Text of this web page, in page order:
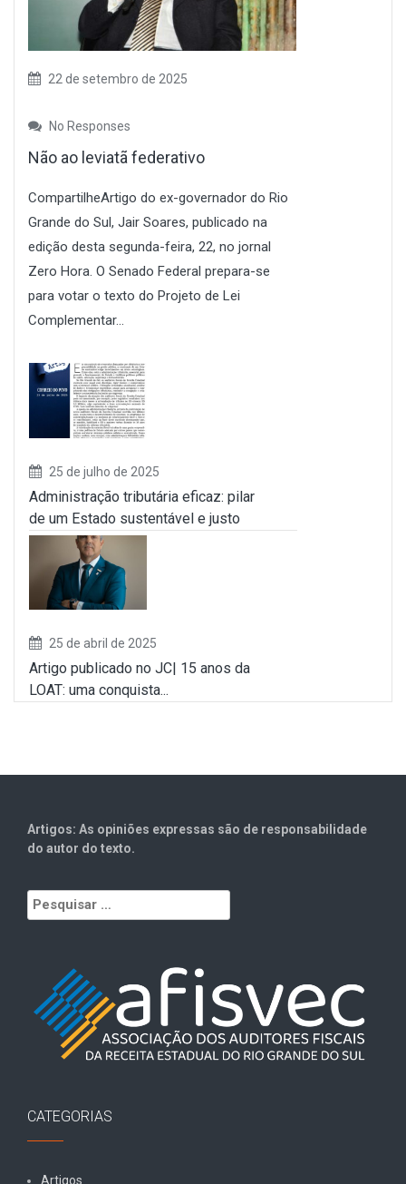
22 de setembro de 2025
No Responses
Não ao leviatã federativo
CompartilheArtigo do ex-governador do Rio
Grande do Sul, Jair Soares, publicado na
edição desta segunda-feira, 22, no jornal
Zero Hora. O Senado Federal prepara-se
para votar o texto do Projeto de Lei
Complementar...
25 de julho de 2025
Administração tributária eficaz: pilar
de um Estado sustentável e justo
25 de abril de 2025
Artigo publicado no JC| 15 anos da
LOAT: uma conquista...
Artigos: As opiniões expressas são de responsabilidade
do autor do texto.
Pesquisar
por:
CATEGORIAS
Artigos